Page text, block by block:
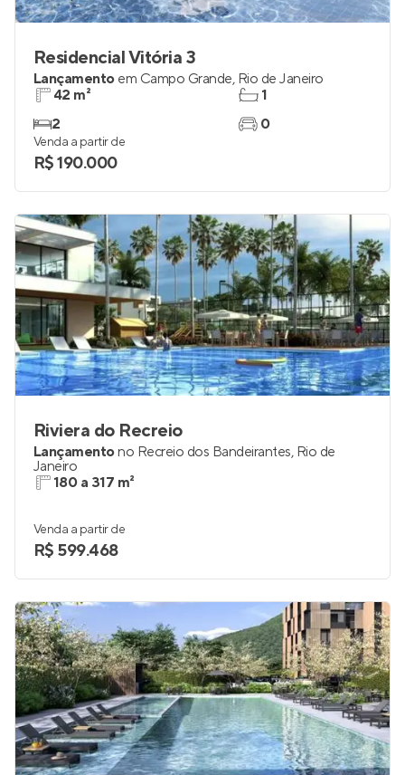
Residencial Vitória 3
Lançamento em Campo Grande, Rio de Janeiro
42 m²
2
1
0
Venda a partir de
R$ 190.000
Riviera do Recreio
Lançamentono Recreio dos Bandeirantes, Rio de
Janeiro
180 a 317 m²
Venda a partir de
R$ 599.468